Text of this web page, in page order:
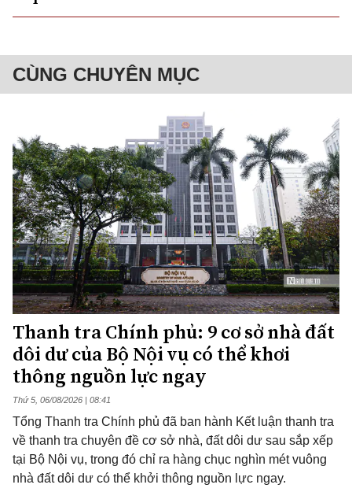
CÙNG CHUYÊN MỤC
Thanh tra Chính phủ: 9 cơ sở nhà đất
dôi dư của Bộ Nội vụ có thể khơi
thông nguồn lực ngay
Thứ 5, 06/08/2026 | 08:41
Tổng Thanh tra Chính phủ đã ban hành Kết luận thanh tra
về thanh tra chuyên đề cơ sở nhà, đất dôi dư sau sắp xếp
tại Bộ Nội vụ, trong đó chỉ ra hàng chục nghìn mét vuông
nhà đất dôi dư có thể khởi thông nguồn lực ngay.